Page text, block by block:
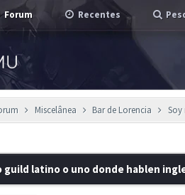
Forum Recentes
Miscelânea Bar de Lorencia
guild latino o uno donde hablen